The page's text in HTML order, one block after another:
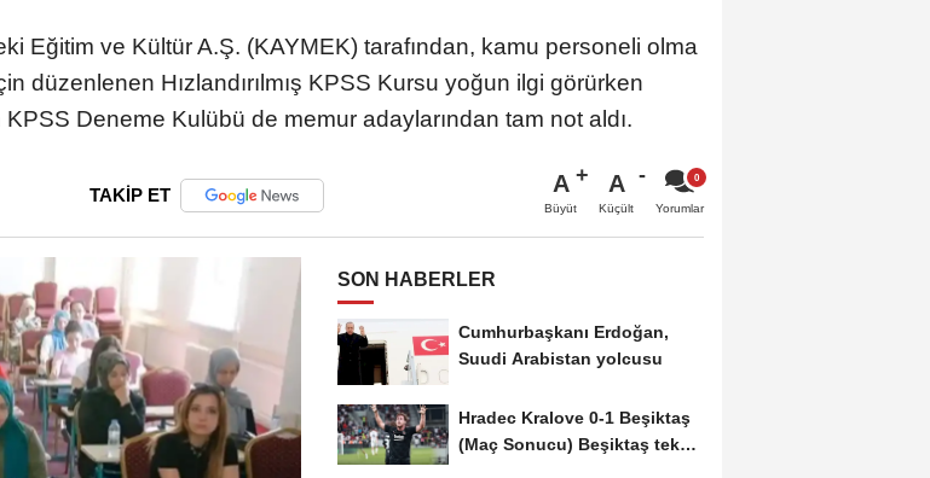
Eğitim ve Kültür A.Ş. (KAYMEK) tarafından, kamu personeli olma
düzenlenen Hızlandırılmış KPSS Kursu yoğun ilgi görürken
Deneme Kulübü de memur adaylarından tam not aldı.
TAKİP ET A
Büyüt
A
Küçült Yorumlar
SON HABERLER
Cumhurbaşkanı Erdoğan,
Suudi Arabistan yolcusu
Hradec Kralove 0-1 Beşiktaş
(Maç Sonucu) Beşiktaş tek